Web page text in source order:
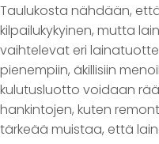
Taulukosta nähdään,
kilpailukykyinen, mutta
vaihtelevat eri
pienempiin, äkillisiin
kulutusluotto voidaan
hankintojen, kuten
tärkeää muistaa, että